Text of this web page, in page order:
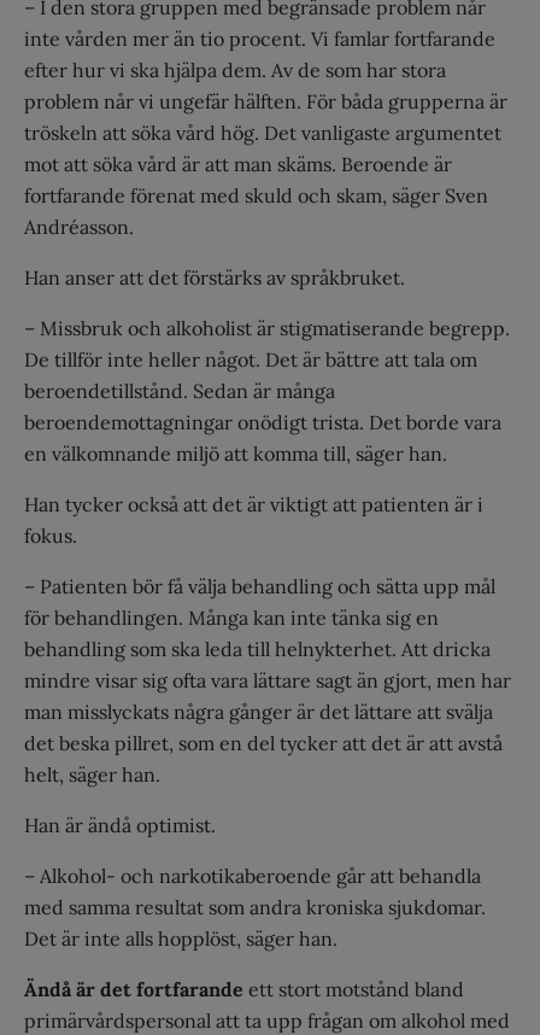
– I den stora gruppen med begränsade problem når
inte vården mer än tio procent. Vi famlar fortfarande
efter hur vi ska hjälpa dem. Av de som har stora
problem når vi ungefär hälften. För båda grupperna är
tröskeln att söka vård hög. Det vanligaste argumentet
mot att söka vård är att man skäms. Beroende är
fortfarande förenat med skuld och skam, säger Sven
Andréasson.
Han anser att det förstärks av språkbruket.
– Missbruk och alkoholist är stigmatiserande begrepp.
De tillför inte heller något. Det är bättre att tala om
beroendetillstånd. Sedan är många
beroendemottagningar onödigt trista. Det borde vara
en välkomnande miljö att komma till, säger han.
Han tycker också att det är viktigt att patienten är i
fokus.
– Patienten bör få välja behandling och sätta upp mål
för behandlingen. Många kan inte tänka sig en
behandling som ska leda till helnykterhet. Att dricka
mindre visar sig ofta vara lättare sagt än gjort, men har
man misslyckats några gånger är det lättare att svälja
det beska pillret, som en del tycker att det är att avstå
helt, säger han.
Han är ändå optimist.
– Alkohol- och narkotikaberoende går att behandla
med samma resultat som andra kroniska sjukdomar.
Det är inte alls hopplöst, säger han.
Ändå är det fortfarande ett stort motstånd bland
primärvårdspersonal att ta upp frågan om alkohol med